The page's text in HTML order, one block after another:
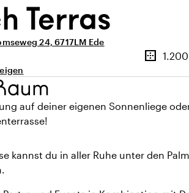
Terras
24, 6717LM Ede
border_outer
Fläche
auf deiner eigenen Sonnenliege
kannst du in aller Ruhe unter den